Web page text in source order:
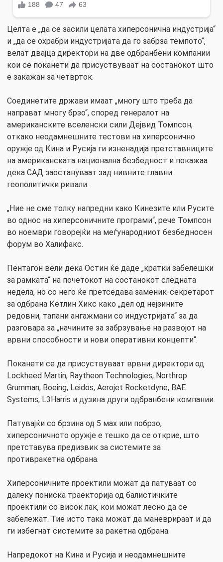
Целта е „да се засили целата хиперсонична индустрија“
и „да се охрабри индустријата да го забрза темпото“,
велат двајца директори на две одбранбени компании
кои се поканети да присуствуваат на состанокот што
е закажан за четврток.
Соединетите држави имаат „многу што треба да
направат многу брзо“, според генералот на
американските вселенски сили Дејвид Томпсон,
откако неодамнешните тестови на хиперсонично
оружје од Кина и Русија ги изненадија претставниците
на американската национална безбедност и покажаа
дека САД заостануваат зад нивните главни
геополитички ривали.
„Ние не сме толку напредни како Кинезите или Русите
во однос на хиперсоничните програми“, рече Томпсон
во ноември говорејќи на меѓународниот безбедносен
форум во Халифакс.
Пентагон вели дека Остин ќе даде „кратки забелешки
за рамката“ на почетокот на состанокот следната
недела, но со него ќе претседава заменик-секретарот
за одбрана Кетлин Хикс како „дел од нејзините
редовни, тапани ангажмани со индустријата“ за да
разговара за „начините за забрзување на развојот на
врвни способности и нови оперативни концепти“.
Поканети се да присуствуваат врвни директори од
Lockheed Martin, Raytheon Technologies, Northrop
Grumman, Boeing, Leidos, Aerojet Rocketdyne, BAE
Systems, L3Harris и дузина други одбранбени компании.
Патувајќи со брзина од 5 мах или побрзо,
хиперсоничното оружје е тешко да се открие, што
претставува предизвик за системите за
противракетна одбрана.
Хиперсоничните проектили можат да патуваат со
далеку пониска траекторија од балистичките
проектили со висок лак, кои можат лесно да се
забележат. Тие исто така можат да маневрираат и да
ги избегнат системите за ракетна одбрана.
Напредокот на Кина и Русија и неодамнешните